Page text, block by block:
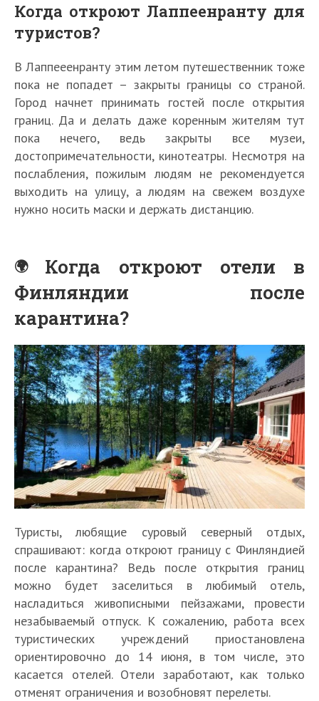
Когда откроют Лаппеенранту для
туристов?
В Лаппееенранту этим летом путешественник тоже
пока не попадет – закрыты границы со страной.
Город начнет принимать гостей после открытия
границ. Да и делать даже коренным жителям тут
пока нечего, ведь закрыты все музеи,
достопримечательности, кинотеатры. Несмотря на
послабления, пожилым людям не рекомендуется
выходить на улицу, а людям на свежем воздухе
нужно носить маски и держать дистанцию.
Когда откроют отели в
Финляндии после
карантина?
Туристы, любящие суровый северный отдых,
спрашивают: когда откроют границу с Финляндией
после карантина? Ведь после открытия границ
можно будет заселиться в любимый отель,
насладиться живописными пейзажами, провести
незабываемый отпуск. К сожалению, работа всех
туристических учреждений приостановлена
ориентировочно до 14 июня, в том числе, это
касается отелей. Отели заработают, как только
отменят ограничения и возобновят перелеты.